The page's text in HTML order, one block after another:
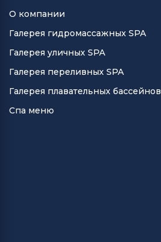
О компании
Галерея гидромассажных SPA
Галерея уличных SPA
Галерея переливных SPA
Галерея плавательных бассейнов
Спа меню